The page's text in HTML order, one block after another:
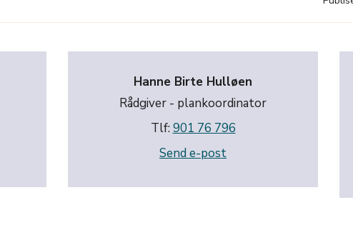
Hanne Birte Hulløen
Rådgiver - plankoordinator
Tlf: 901 76 796
Send e-post